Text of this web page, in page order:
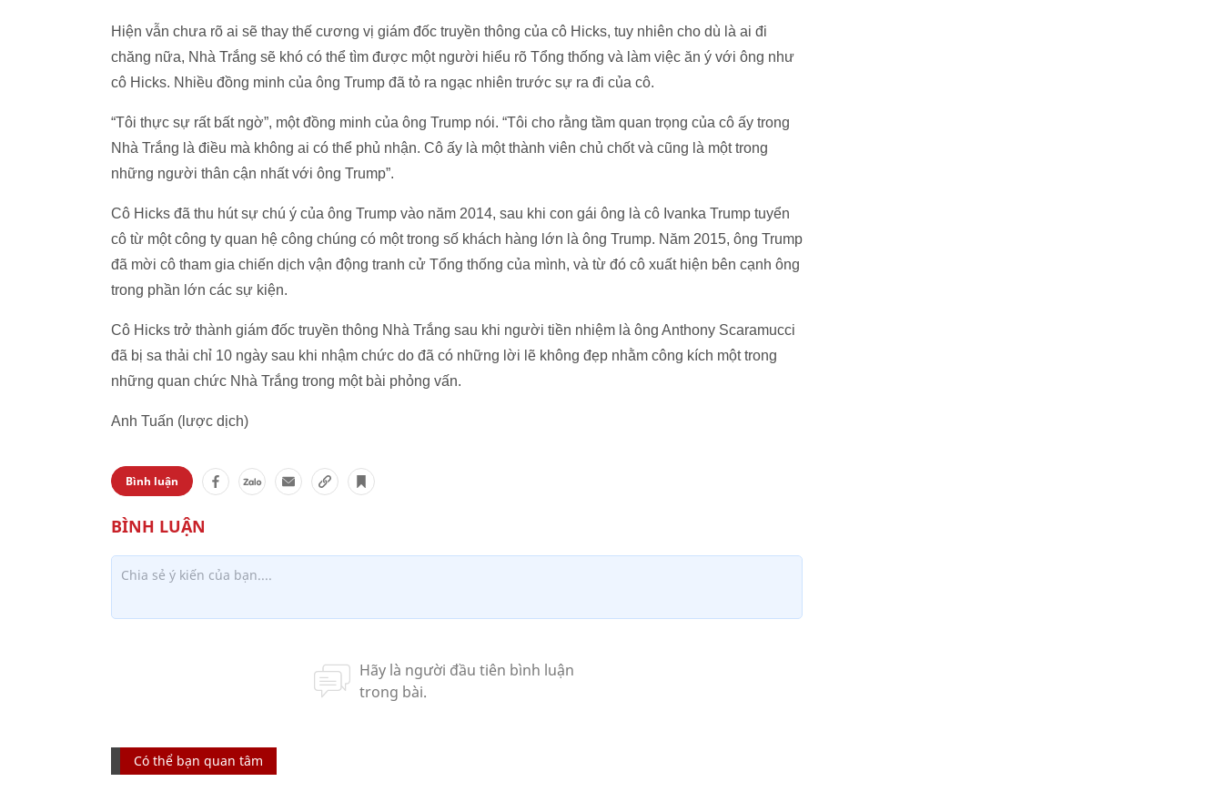
Hiện vẫn chưa rõ ai sẽ thay thế cương vị giám đốc truyền thông của cô Hicks, tuy nhiên cho dù là ai đi
chăng nữa, Nhà Trắng sẽ khó có thể tìm được một người hiểu rõ Tổng thống và làm việc ăn ý với ông như
cô Hicks. Nhiều đồng minh của ông Trump đã tỏ ra ngạc nhiên trước sự ra đi của cô.
“Tôi thực sự rất bất ngờ”, một đồng minh của ông Trump nói. “Tôi cho rằng tầm quan trọng của cô ấy trong
Nhà Trắng là điều mà không ai có thể phủ nhận. Cô ấy là một thành viên chủ chốt và cũng là một trong
những người thân cận nhất với ông Trump”.
Cô Hicks đã thu hút sự chú ý của ông Trump vào năm 2014, sau khi con gái ông là cô Ivanka Trump tuyển
cô từ một công ty quan hệ công chúng có một trong số khách hàng lớn là ông Trump. Năm 2015, ông Trump
đã mời cô tham gia chiến dịch vận động tranh cử Tổng thống của mình, và từ đó cô xuất hiện bên cạnh ông
trong phần lớn các sự kiện.
Cô Hicks trở thành giám đốc truyền thông Nhà Trắng sau khi người tiền nhiệm là ông Anthony Scaramucci
đã bị sa thải chỉ 10 ngày sau khi nhậm chức do đã có những lời lẽ không đẹp nhằm công kích một trong
những quan chức Nhà Trắng trong một bài phỏng vấn.
Anh Tuấn (lược dịch)
Bình luận
Có thể bạn quan tâm